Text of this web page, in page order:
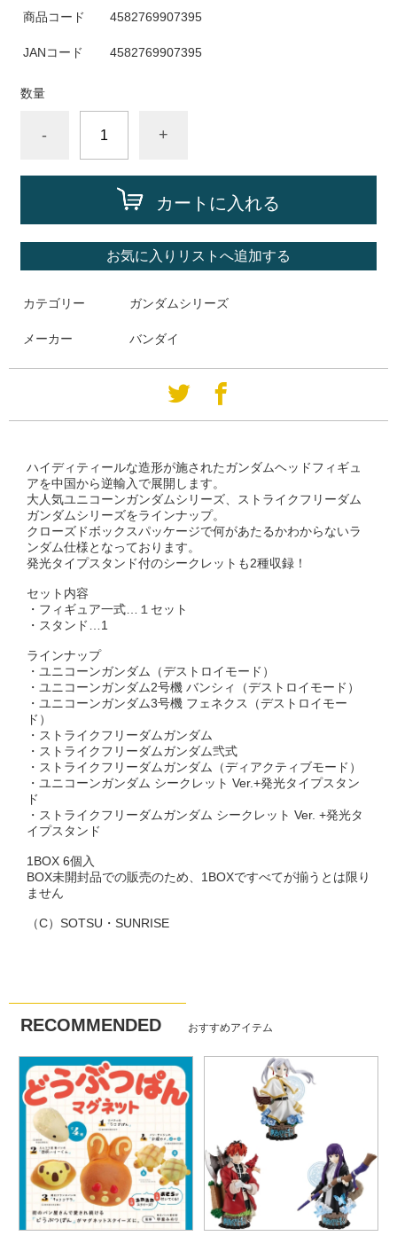
商品コード 4582769907395
JANコード 4582769907395
数量
- +
カートに入れる
お気に入りリストへ追加する
カテゴリー ガンダムシリーズ
メーカー バンダイ
ハイディティールな造形が施されたガンダムヘッドフィギュ
アを中国から逆輸入で展開します。
大人気ユニコーンガンダムシリーズ、ストライクフリーダム
ガンダムシリーズをラインナップ。
クローズドボックスパッケージで何があたるかわからないラ
ンダム仕様となっております。
発光タイプスタンド付のシークレットも2種収録！
セット内容
・フィギュア一式…１セット
・スタンド…1
ラインナップ
・ユニコーンガンダム（デストロイモード）
・ユニコーンガンダム2号機 バンシィ（デストロイモード）
・ユニコーンガンダム3号機 フェネクス（デストロイモー
ド）
・ストライクフリーダムガンダム
・ストライクフリーダムガンダム弐式
・ストライクフリーダムガンダム（ディアクティブモード）
・ユニコーンガンダム シークレット Ver.+発光タイプスタン
ド
・ストライクフリーダムガンダム シークレット Ver. +発光タ
イプスタンド
1BOX 6個入
BOX未開封品での販売のため、1BOXですべてが揃うとは限り
ません
（C）SOTSU・SUNRISE
RECOMMENDED おすすめアイテム